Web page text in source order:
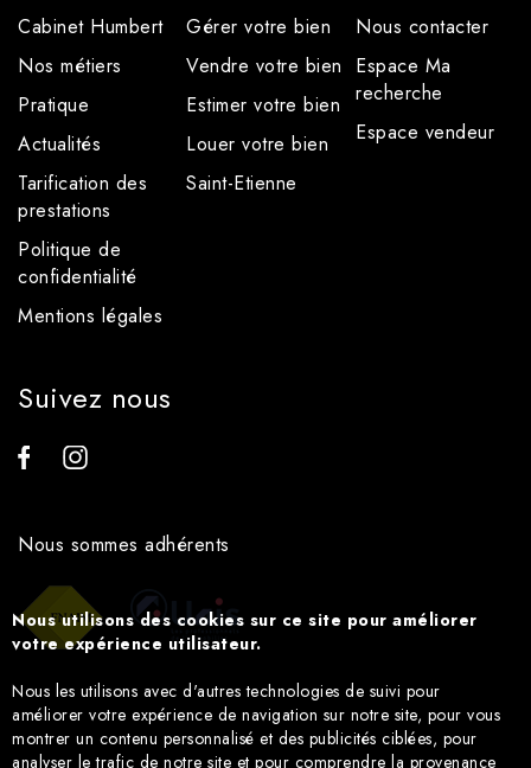
Cabinet Humbert
Nos métiers
Pratique
Actualités
Tarification des
prestations
Politique de
confidentialité
Mentions légales
Gérer votre bien
Vendre votre bien
Estimer votre bien
Louer votre bien
Saint-Etienne
Nous contacter
Espace Ma
recherche
Espace vendeur
Suivez nous
Nous sommes adhérents
Nous utilisons des cookies sur ce site pour améliorer
votre expérience utilisateur.
Nous les utilisons avec d'autres technologies de suivi pour
améliorer votre expérience de navigation sur notre site, pour vous
montrer un contenu personnalisé et des publicités ciblées, pour
analyser le trafic de notre site et pour comprendre la provenance